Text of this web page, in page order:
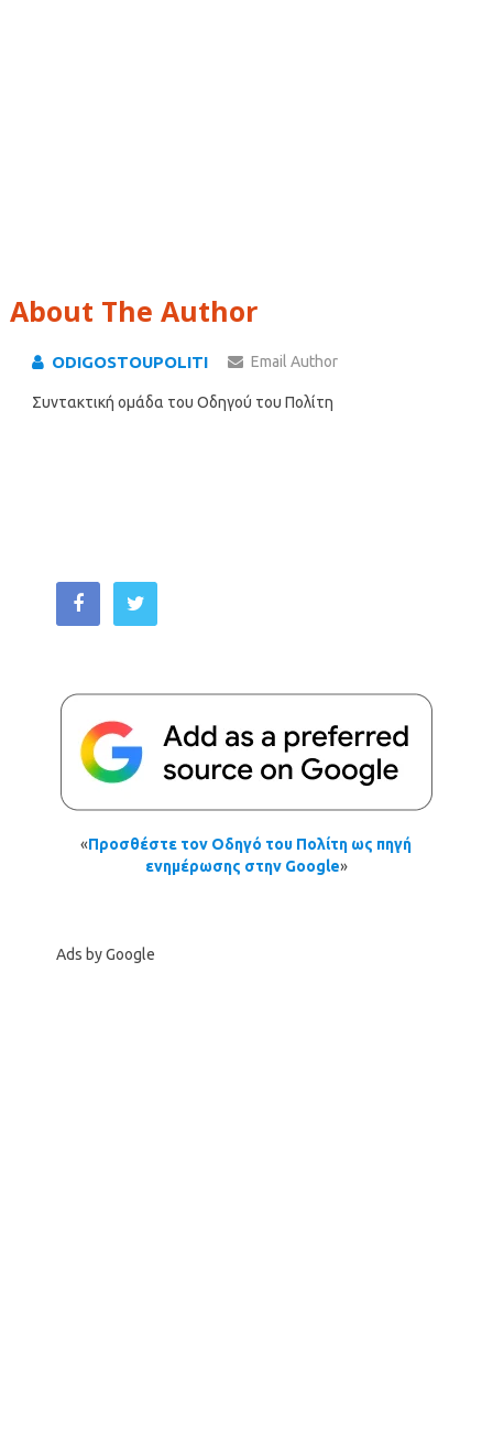
About The Author
ODIGOSTOUPOLITI Email Author
Συντακτική ομάδα του Οδηγού του Πολίτη
«Προσθέστε τον Οδηγό του Πολίτη ως πηγή
ενημέρωσης στην Google»
Ads by Google